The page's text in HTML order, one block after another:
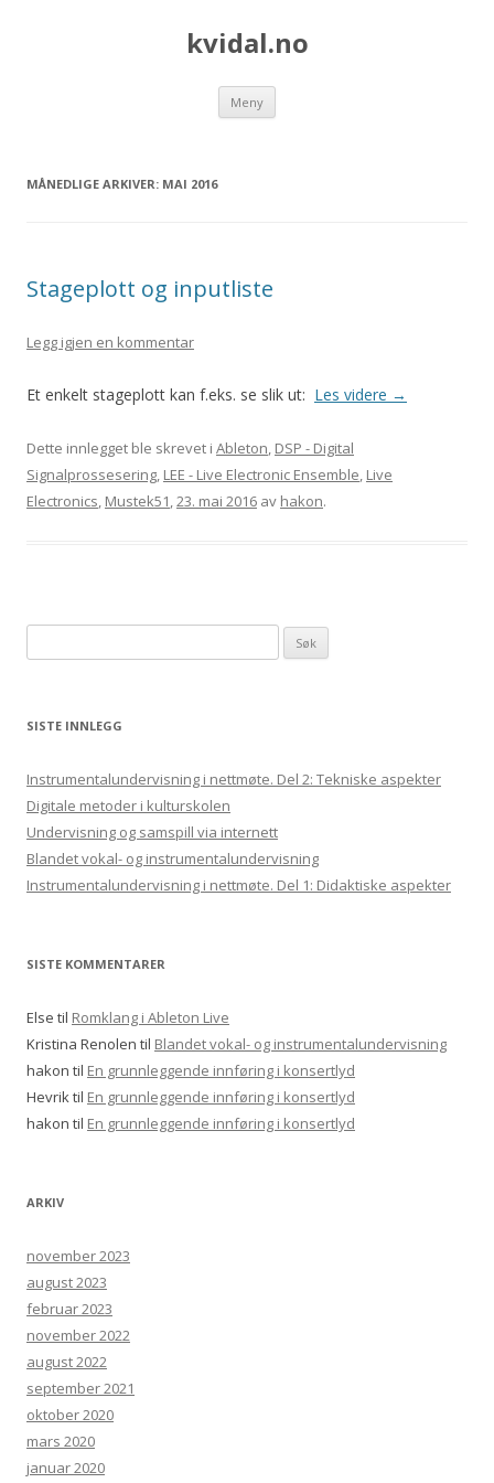
kvidal.no
Meny
MÅNEDLIGE ARKIVER: MAI 2016
Stageplott og inputliste
Legg igjen en kommentar
Et enkelt stageplott kan f.eks. se slik ut: Les videre →
Dette innlegget ble skrevet i Ableton, DSP - Digital
Signalprossesering, LEE - Live Electronic Ensemble, Live
Electronics, Mustek51,23. mai 2016 av hakon.
etter:
SISTE INNLEGG
Instrumentalundervisning i nettmøte. Del 2: Tekniske aspekter
Digitale metoder i kulturskolen
Undervisning og samspill via internett
Blandet vokal- og instrumentalundervisning
Instrumentalundervisning i nettmøte. Del 1: Didaktiske aspekter
SISTE KOMMENTARER
Else til Romklang i Ableton Live
Kristina Renolen til Blandet vokal- og instrumentalundervisning
hakon til En grunnleggende innføring i konsertlyd
Hevriktil En grunnleggende innføring i konsertlyd
hakon til En grunnleggende innføring i konsertlyd
ARKIV
november 2023
august 2023
februar 2023
november 2022
august 2022
september 2021
oktober 2020
mars 2020
januar 2020